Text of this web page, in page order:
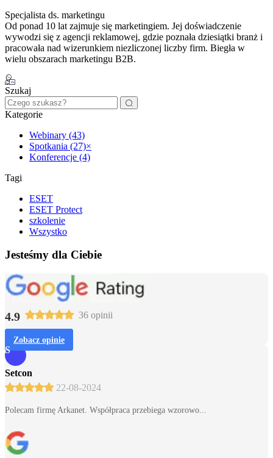
Specjalista ds. marketingu
Od ponad 10 lat zajmuje się marketingiem. Jej doświadczenie
wywodzi się z agencji reklamowej, gdzie poznała dziesiątki branż i
pracowała nad wizerunkiem niezliczonej liczby firm. Biegła w
wielu obszarach marketingu B2B.
Szukaj
Kategorie
Webinary (43)
Spotkania (27)×
Konferencje (4)
Tagi
ESET
ESET Protect
szkolenie
Wszystko
Jesteśmy dla Ciebie
4.9 36 opinii
Zobacz opinie
S
Setcon
22-08-2024
Polecam firmę Arkanet. Współpraca przebiega wzorowo...